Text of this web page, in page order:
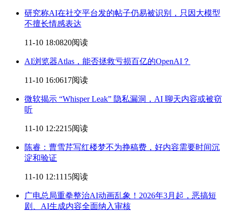
研究称AI在社交平台发的帖子仍易被识别，只因大模型
不擅长情感表达
11-10 18:0820阅读
AI浏览器Atlas，能否拯救亏损百亿的OpenAI？
11-10 16:0617阅读
微软揭示 “Whisper Leak” 隐私漏洞，AI 聊天内容或被窃
听
11-10 12:2215阅读
陈睿：曹雪芹写红楼梦不为挣稿费，好内容需要时间沉
淀和验证
11-10 12:11 15阅读
广电总局重拳整治AI动画乱象！2026年3月起，恶搞短
剧、AI生成内容全面纳入审核